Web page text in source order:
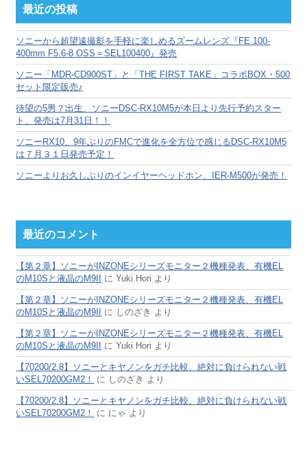
カ
ブ
最近の投稿
ソニーから超望遠撮影を手軽に楽しめるズームレンズ『FE 100-
400mm F5.6-8 OSS＝SEL100400』発売
ソニー「MDR-CD900ST」と「THE FIRST TAKE」コラボBOX・500
セット限定販売♪
待望の5男？出生、ソニーDSC-RX10M5が本日より先行予約スター
ト、発売は7月31日！！
ソニーRX10、9年ぶりのFMCで進化を全方位で感じるDSC-RX10M5
は７月３１日発売予定！
ソニーよりお久しぶりのインイヤーヘッドホン、IER-M500が発売！
最近のコメント
【第２章】ソニーがINZONEシリーズモニター２機種発表、有機EL
のM10Sと液晶のM9II
にYuki Hori より
【第２章】ソニーがINZONEシリーズモニター２機種発表、有機EL
のM10Sと液晶のM9II
に しのざき より
【第２章】ソニーがINZONEシリーズモニター２機種発表、有機EL
のM10Sと液晶のM9II
にYuki Hori より
【70200/2.8】ソニーとキヤノンをガチ比較、絶対に負けられない戦
いSEL70200GM2！
に しのざき より
【70200/2.8】ソニーとキヤノンをガチ比較、絶対に負けられない戦
いSEL70200GM2！
に にゃ より